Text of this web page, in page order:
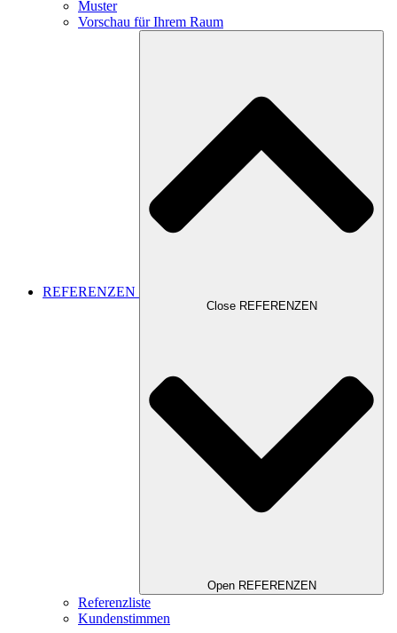
Muster
Vorschau für Ihrem Raum
REFERENZEN
Close REFERENZEN
Open REFERENZEN
Referenzliste
Kundenstimmen